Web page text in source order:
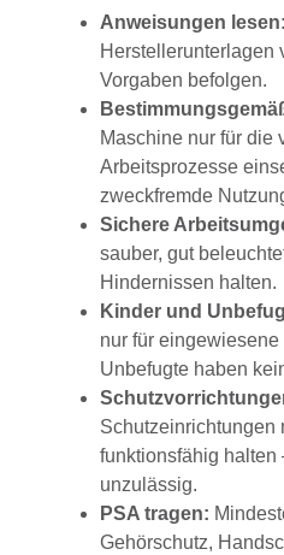
Anweisungen lesen:
Herstellerunterlagen
Vorgaben befolgen.
Maschine nur für die
Arbeitsprozesse
zweckfremde
Sichere
sauber, gut
Hindernissen halten.
Kinder und
nur für
Unbefugte haben
Schutzeinrichtungen
funktionsfähig halten
unzulässig.
PSA tragen:
Gehörschutz,